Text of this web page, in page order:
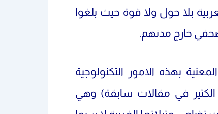
بلا حول ولا قوة حيث بلغوا
خارج مدنهم.
الاسرائيلية والمعنية بهذه الامور التكنولوجية
الكثير في مقالات سابقة) وهي